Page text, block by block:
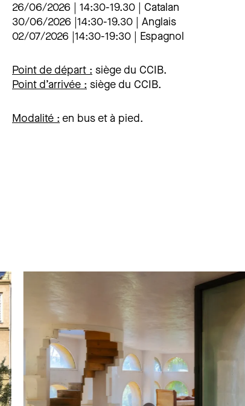
26/06/2026 | 14:30-19.30 | Catalan
30/06/2026 |14:30-19.30 | Anglais
02/07/2026 |14:30-19:30 | Espagnol
Point de départ : siège du CCIB.
Point d’arrivée : siège du CCIB.
Modalité : en bus et à pied.